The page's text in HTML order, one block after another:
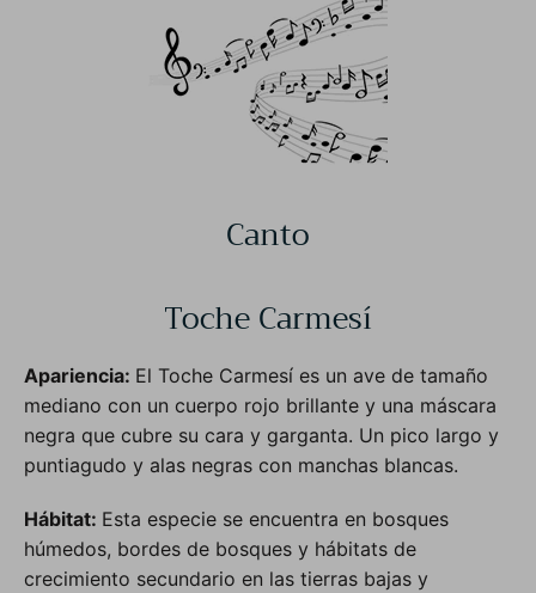
Canto
Toche Carmesí
Apariencia: El Toche Carmesí es un ave de tamaño
mediano con un cuerpo rojo brillante y una máscara
negra que cubre su cara y garganta. Un pico largo y
puntiagudo y alas negras con manchas blancas.
Hábitat: Esta especie se encuentra en bosques
húmedos, bordes de bosques y hábitats de
crecimiento secundario en las tierras bajas y